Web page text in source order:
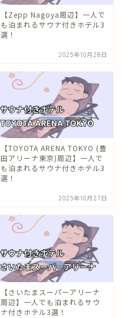
【Zepp Nagoya周辺】一人で
も泊まれるサウナ付きホテル3
選！
2025年10月28日
【TOYOTA ARENA TOKYO (豊
田アリーナ東京)周辺】一人で
も泊まれるサウナ付きホテル3
選！
2025年10月27日
【さいたまスーパーアリーナ
周辺】一人でも泊まれるサウ
ナ付きホテル3選！